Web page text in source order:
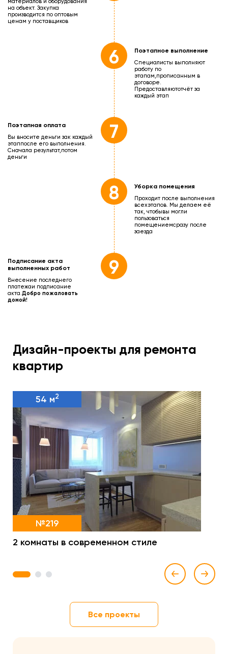
на объект. Закупка
производится по оптовым
ценам у поставщиков
Поэтапное выполнение
Специалисты выполняют
работу по
этапам,прописанным в
договоре.
Предоставляютотчёт за
каждый этап
6
Поэтапная оплата
Вы вносите деньги зак каждый
этаппосле его выполнения.
Сначала результат,потом
деньги
7
Уборка помещения
Проходит после выполнения
всехэтапов. Мы делаем её
так, чтобывы могли
пользоваться
помещениемсразу после
заезда
8
Подписание акта
выполненных работ
Внесение последнего
платежаи подписание
акта.Добро пожаловать
домой!
9
Дизайн-проекты для ремонта
квартир
54 м2
№219
2 комнаты в современном стиле
1 2 3
Все проекты